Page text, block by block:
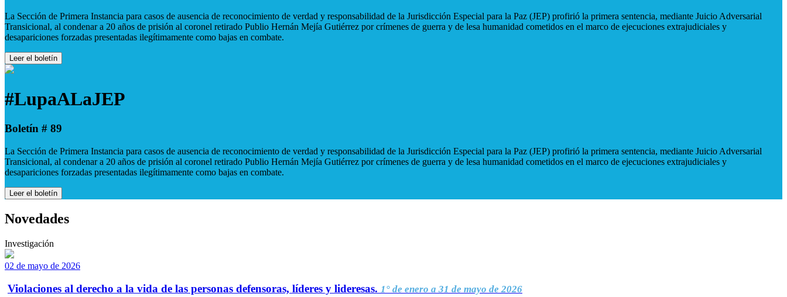
La Sección de Primera Instancia para casos de ausencia de reconocimiento de verdad y responsabilidad de la Jurisdicción Especial para la Paz (JEP) profirió la primera sentencia, mediante Juicio Adversarial
Transicional, al condenar a 20 años de prisión al coronel retirado Publio Hernán Mejía Gutiérrez por crímenes de guerra y de lesa humanidad cometidos en el marco de ejecuciones extrajudiciales y
desapariciones forzadas presentadas ilegítimamente como bajas en combate.
Leer el boletín
#LupaALaJEP
Boletín # 89
La Sección de Primera Instancia para casos de ausencia de reconocimiento de verdad y responsabilidad de la Jurisdicción Especial para la Paz (JEP) profirió la primera sentencia, mediante Juicio Adversarial
Transicional, al condenar a 20 años de prisión al coronel retirado Publio Hernán Mejía Gutiérrez por crímenes de guerra y de lesa humanidad cometidos en el marco de ejecuciones extrajudiciales y
desapariciones forzadas presentadas ilegítimamente como bajas en combate.
Leer el boletín
Novedades
Investigación
02 de mayo de 2026
Violaciones al derecho a la vida de las personas defensoras, líderes y lideresas. 1° de enero a 31 de mayo de 2026